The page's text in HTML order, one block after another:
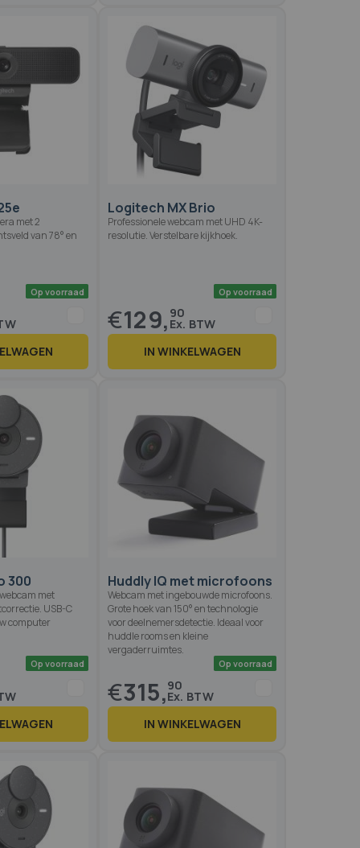
of100
Op voorraad
met 2
van 78° en
Logitech MX Brio
Professionele webcam met UHD 4K-
resolutie. Verstelbare kijkhoek.
€129, 90
IN WINKELWAGEN
300
met
USB-C
computer
Huddly IQ met microfoons
Webcam met ingebouwde microfoons.
Grote hoek van 150° en technologie
voor deelnemersdetectie. Ideaal voor
huddle rooms en kleine
vergaderruimtes.
€315,90
IN WINKELWAGEN